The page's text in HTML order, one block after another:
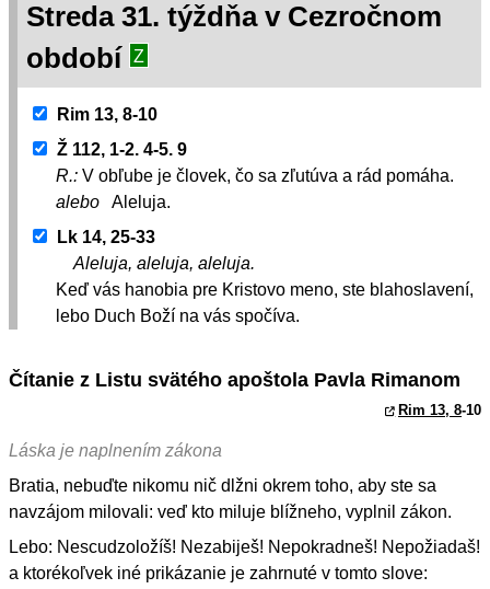
Streda 31. týždňa v Cezročnom
období
Z
Rim 13, 8-10
Ž 112, 1-2. 4-5. 9
R.: V obľube je človek, čo sa zľutúva a rád pomáha.
alebo
Aleluja.
Lk 14, 25-33
Aleluja, aleluja, aleluja.
Keď vás hanobia pre Kristovo meno, ste blahoslavení,
lebo Duch Boží na vás spočíva.
Čítanie z Listu svätého apoštola Pavla Rimanom
Rim 13, 8-10
Láska je naplnením zákona
Bratia, nebuďte nikomu nič dlžni okrem toho, aby ste sa
navzájom milovali: veď kto miluje blížneho, vyplnil zákon.
Lebo: Nescudzoložíš! Nezabiješ! Nepokradneš! Nepožiadaš!
a ktorékoľvek iné prikázanie je zahrnuté v tomto slove: